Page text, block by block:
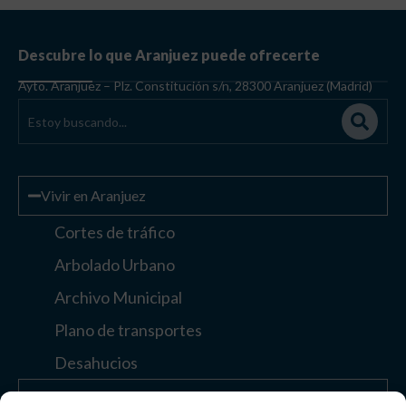
Descubre lo que Aranjuez puede ofrecerte
Ayto. Aranjuez – Plz. Constitución s/n, 28300 Aranjuez (Madrid)
Vivir en Aranjuez
Cortes de tráfico
Arbolado Urbano
Archivo Municipal
Plano de transportes
Desahucios